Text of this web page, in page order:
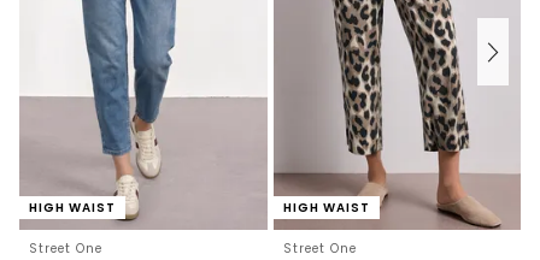
HIGH WAIST
Street One
HIGH WAIST
Street One